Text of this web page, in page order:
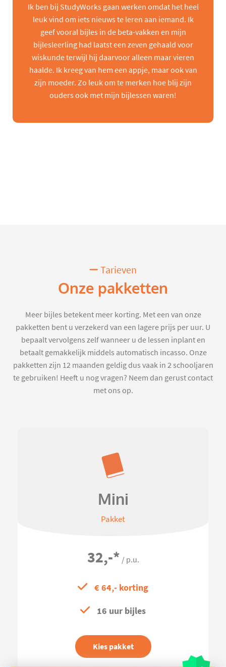
Ik ben bij StudyWorks gaan werken omdat het heel
leuk vind om iets nieuws te leren aan iemand. Ik
geef vooral bijles in de beta-vakken en mijn
bijlesleerling had laatst een zeven gehaald voor
wiskunde terwijl hij daarvoor alleen maar vieren
haalde. Ik kreeg van hem een appje, maar ook van
zijn moeder. Zo leuk om te merken hoe blij zijn
ouders ook met mijn bijlessen waren!
Tarieven
Onze pakketten
Meer bijles betekent meer korting. Met een van onze
pakketten bent u verzekerd van een lagere prijs per uur. U
bepaalt vervolgens zelf wanneer u de lessen inplant en
betaalt gemakkelijk middels automatisch incasso. Onze
pakketten zijn 12 maanden geldig dus vaak in 2 schooljaren
te gebruiken! Heeft u nog vragen? Neem dan gerust contact
met ons op.
Mini
Pakket
32,-* / p.u.
€ 64,- korting
16 uur bijles
Kies pakket